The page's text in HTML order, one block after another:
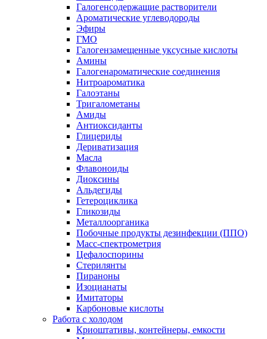
Галогенсодержащие растворители
Ароматические углеводороды
Эфиры
ГМО
Галогензамещенные уксусные кислоты
Амины
Галогенароматические соединения
Нитроароматика
Галоэтаны
Тригалометаны
Амиды
Антиоксиданты
Глицериды
Дериватизация
Масла
Флавоноиды
Диоксины
Альдегиды
Гетероциклика
Гликозиды
Металлоорганика
Побочные продукты дезинфекции (ППО)
Масс-спектрометрия
Цефалоспорины
Стерилянты
Пираноны
Изоцианаты
Имитаторы
Карбоновые кислоты
Работа с холодом
Криоштативы, контейнеры, емкости